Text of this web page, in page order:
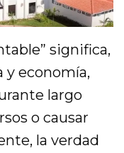
significa,
y economía,
largo
o causar
la verdad